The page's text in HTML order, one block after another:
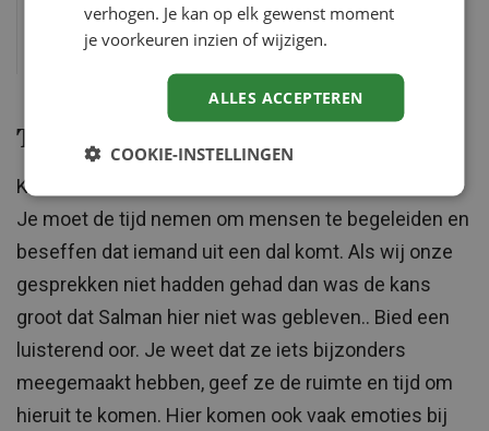
zien.”
Tips voor werkgevers
Kevin: “Durf te investeren in mensen zoals Salman.
Je moet de tijd nemen om mensen te begeleiden en
beseffen dat iemand uit een dal komt. Als wij onze
gesprekken niet hadden gehad dan was de kans
groot dat Salman hier niet was gebleven.. Bied een
luisterend oor. Je weet dat ze iets bijzonders
meegemaakt hebben, geef ze de ruimte en tijd om
hieruit te komen. Hier komen ook vaak emoties bij
verhogen. Je kan op elk gewenst moment
je voorkeuren inzien of wijzigen.
ALLES ACCEPTEREN
COOKIE-INSTELLINGEN